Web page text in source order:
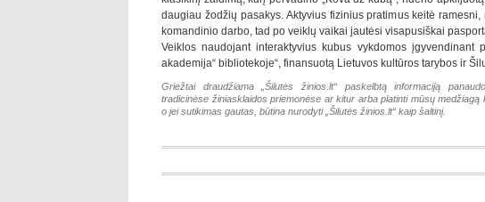
daugiau žodžių pasakys. Aktyvius fizinius pratimus keitė
komandinio darbo, tad po veiklų vaikai jautėsi visapusiškai
Veiklos naudojant interaktyvius kubus vykdomos įgyvendinant
akademija“ bibliotekoje“, finansuotą Lietuvos kultūros tarybos ir
Griežtai draudžiama „Šilutės žinios.lt“ paskelbtą informaciją
tradicinėse žiniasklaidos priemonėse ar kitur arba platinti mūsų medžiagą
o jei sutikimas gautas, būtina nurodyti „Šilutės žinios.lt“ kaip šaltinį.